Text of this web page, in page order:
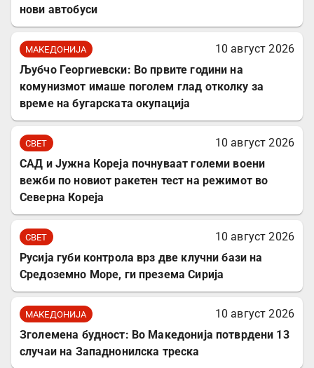
нови автобуси
МАКЕДОНИЈА
10 август 2026
Љубчо Георгиевски: Во првите години на
комунизмот имаше поголем глад отколку за
време на бугарската окупација
СВЕТ
10 август 2026
САД и Јужна Кореја почнуваат големи воени
вежби по новиот ракетен тест на режимот во
Северна Кореја
СВЕТ
10 август 2026
Русија губи контрола врз две клучни бази на
Средоземно Море, ги презема Сирија
МАКЕДОНИЈА
10 август 2026
Зголемена будност: Во Македонија потврдени 13
случаи на Западнонилска треска